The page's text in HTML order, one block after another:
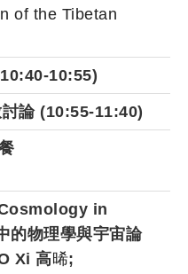
of the Tibetan
10:55)
論 (10:55-11:40)
in
的物理學與宇宙論
Xi 高晞;